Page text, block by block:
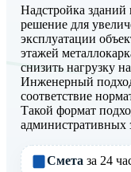
Надстройка зданий
решение для
эксплуатации
этажей
снизить нагрузку
Инженерный
соответствие
Такой формат
административных
Смета за 24